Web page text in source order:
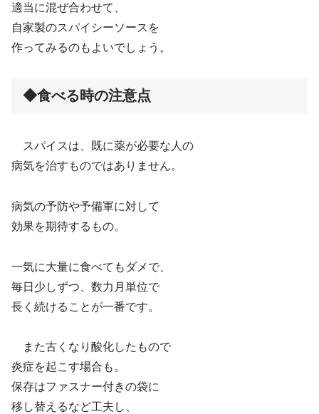
適当に混ぜ合わせて、
自家製のスパイシーソースを
作ってみるのもよいでしょう。
◆食べる時の注意点
スパイスは、既に薬が必要な人の
病気を治すものではありません。
病気の予防や予備軍に対して
効果を期待するもの。
一気に大量に食べてもダメで、
毎日少しずつ、数力月単位で
長く続けることが一番です。
また古くなり酸化したもので
炎症を起こす場合も。
保存はファスナー付きの袋に
移し替えるなど工夫し、